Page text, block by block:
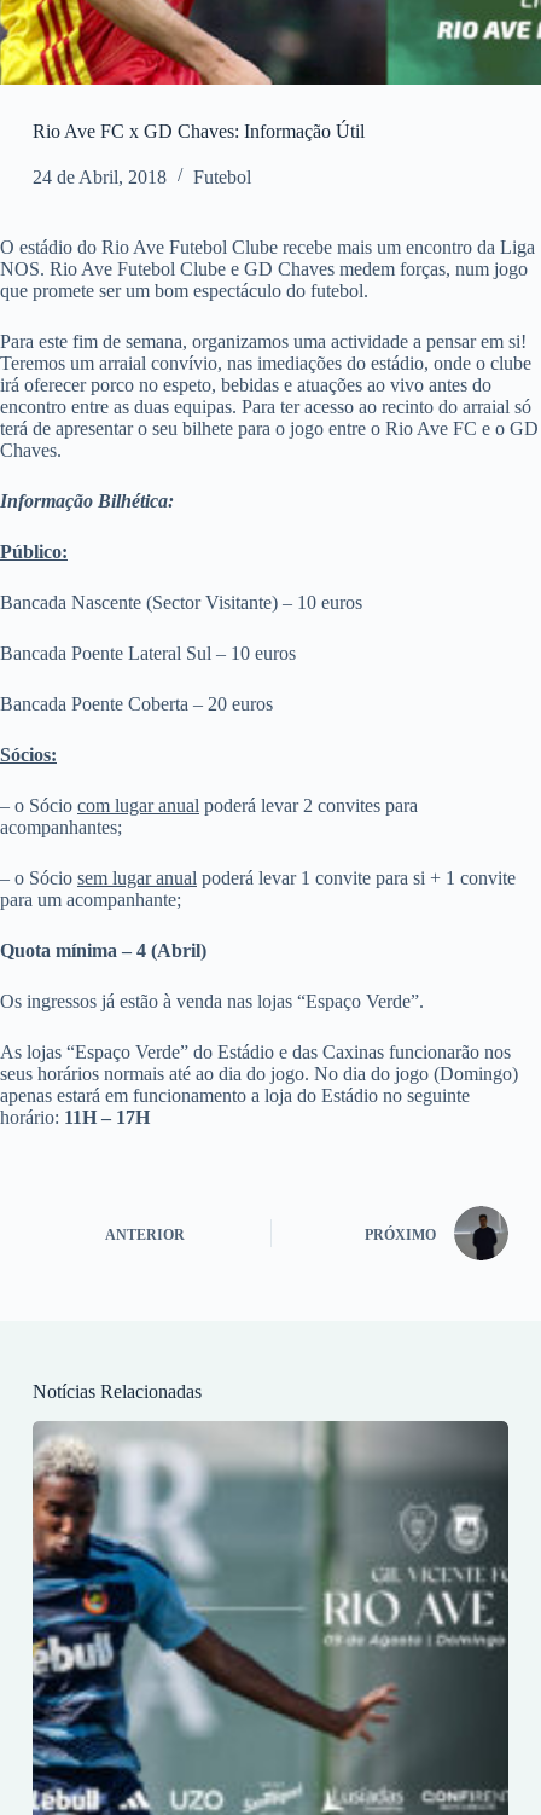
Rio Ave FC x GD Chaves: Informação Útil
24 de Abril, 2018 Futebol
O estádio do Rio Ave Futebol Clube recebe mais um encontro da Liga
NOS. Rio Ave Futebol Clube e GD Chaves medem forças, num jogo
que promete ser um bom espectáculo do futebol.
Para este fim de semana, organizamos uma actividade a pensar em si!
Teremos um arraial convívio, nas imediações do estádio, onde o clube
irá oferecer porco no espeto, bebidas e atuações ao vivo antes do
encontro entre as duas equipas. Para ter acesso ao recinto do arraial só
terá de apresentar o seu bilhete para o jogo entre o Rio Ave FC e o GD
Chaves.
Informação Bilhética:
Público:
Bancada Nascente (Sector Visitante) – 10 euros
Bancada Poente Lateral Sul – 10 euros
Bancada Poente Coberta – 20 euros
Sócios:
– o Sócio com lugar anual poderá levar 2 convites para
acompanhantes;
– o Sócio sem lugar anual poderá levar 1 convite para si + 1 convite
para um acompanhante;
Quota mínima – 4 (Abril)
Os ingressos já estão à venda nas lojas “Espaço Verde”.
As lojas “Espaço Verde” do Estádio e das Caxinas funcionarão nos
seus horários normais até ao dia do jogo. No dia do jogo (Domingo)
apenas estará em funcionamento a loja do Estádio no seguinte
horário: 11H – 17H
ANTERIOR PRÓXIMO
Notícias Relacionadas